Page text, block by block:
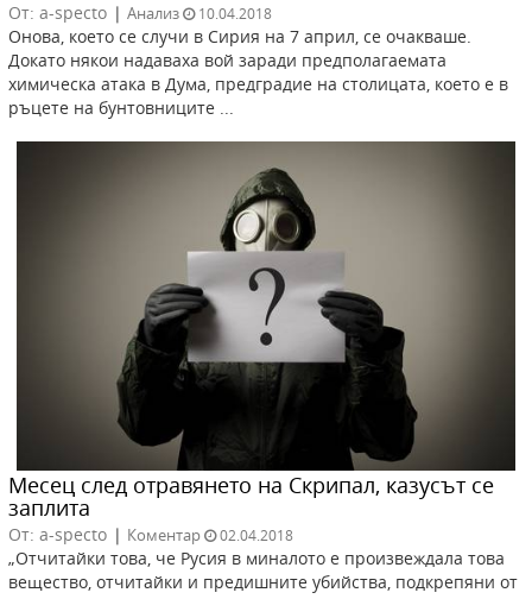
От: a-specto | Анализ 10.04.2018
Онова, което се случи в Сирия на 7 април, се очакваше.
Докато някои надаваха вой заради предполагаемата
химическа атака в Дума, предградие на столицата, което е в
ръцете на бунтовниците ...
Месец след отравянето на Скрипал, казусът се
заплита
От: a-specto | Коментар 02.04.2018
„Отчитайки това, че Русия в миналото е произвеждала това
вещество, отчитайки и предишните убийства, подкрепяни от